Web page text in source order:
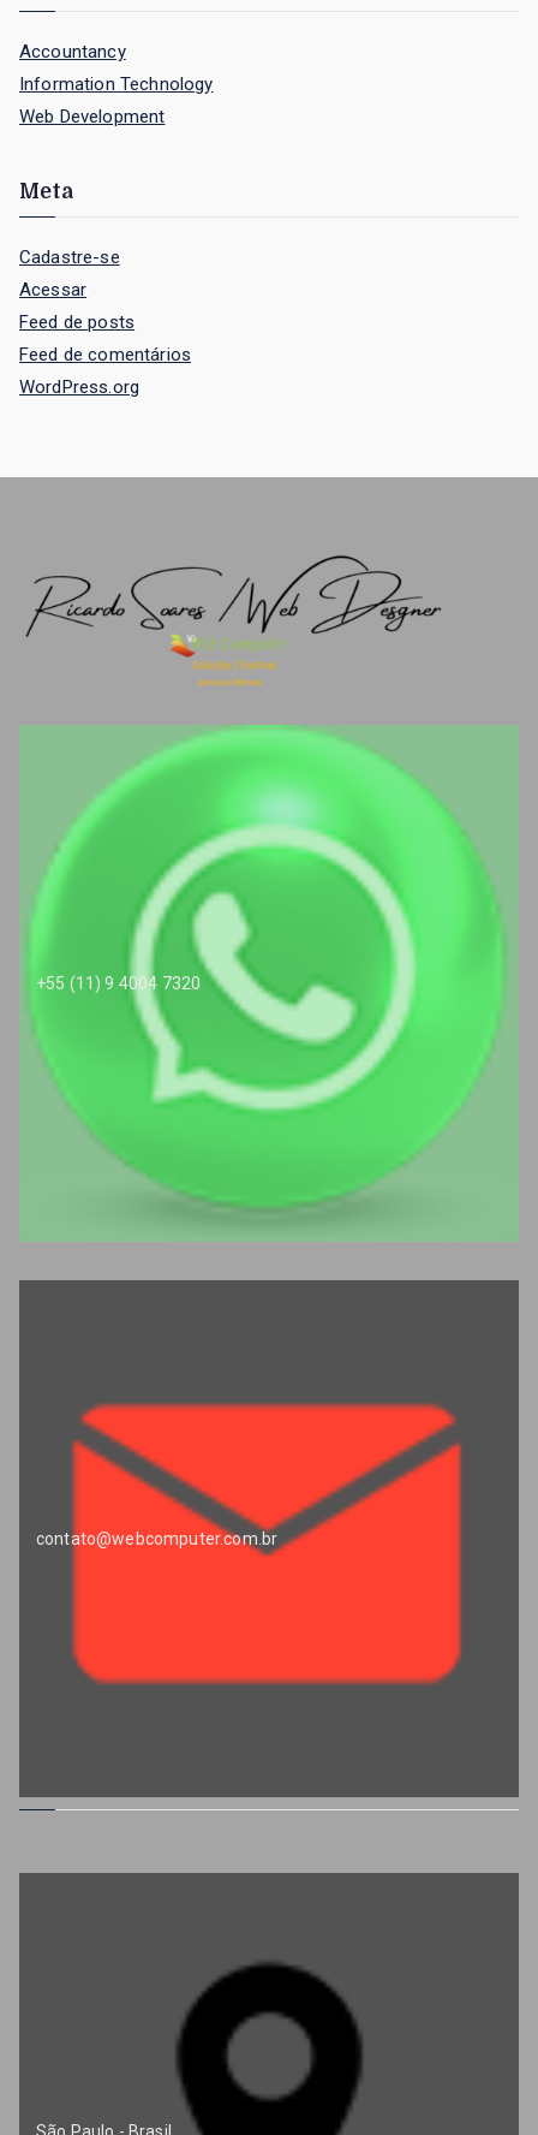
Accountancy
Information Technology
Web Development
Meta
Cadastre-se
Acessar
Feed de posts
Feed de comentários
WordPress.org
+55 (11) 9 4004 7320
contato@webcomputer.com.br
São Paulo - Brasil